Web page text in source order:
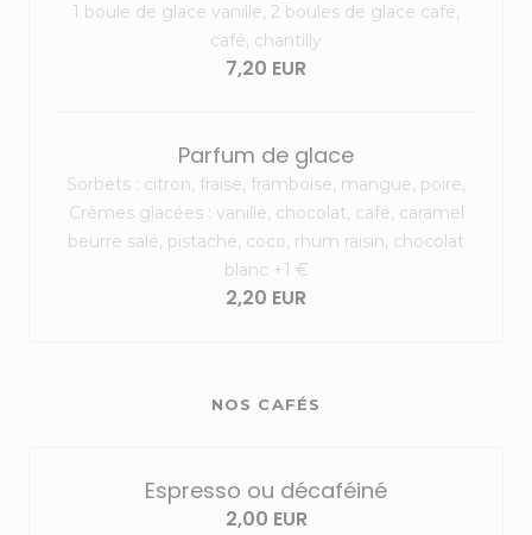
1 boule de glace vanille, 2 boules de glace café,
café, chantilly
7,20 EUR
Parfum de glace
Sorbets : citron, fraise, framboise, mangue, poire,
Crèmes glacées : vanille, chocolat, café, caramel
beurre salé, pistache, coco, rhum raisin, chocolat
blanc +1 €
2,20 EUR
NOS CAFÉS
Espresso ou décaféiné
2,00 EUR